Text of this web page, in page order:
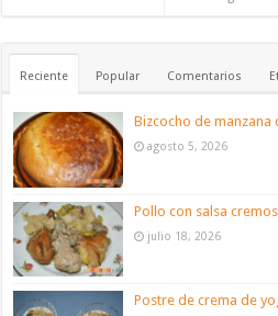
Reciente Popular Comentarios
Bizcocho de manzana
agosto 5, 2026
Pollo con salsa
julio 18, 2026
Postre de crema de